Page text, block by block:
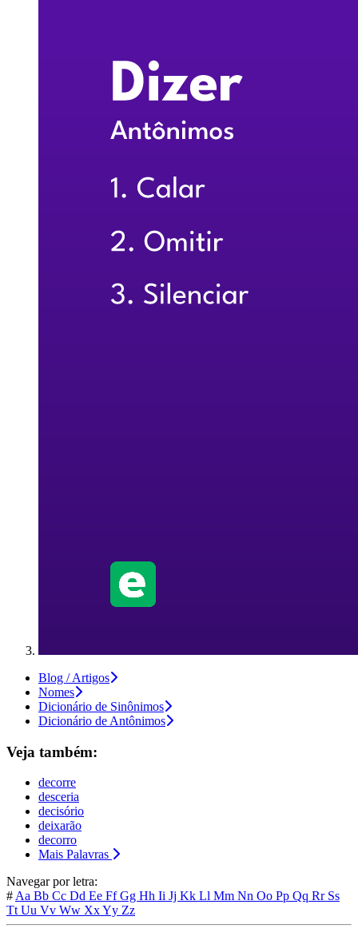
Blog / Artigos
Nomes
Dicionário de Sinônimos
Dicionário de Antônimos
Veja também:
decorre
desceria
decisório
deixarão
decorro
Mais Palavras
Navegar por letra:
# Aa Bb Cc Dd Ee FfGg Hh Ii Jj Kk Ll Mm Nn Oo Pp Qq Rr Ss
Tt Uu Vv Ww XxYy Zz